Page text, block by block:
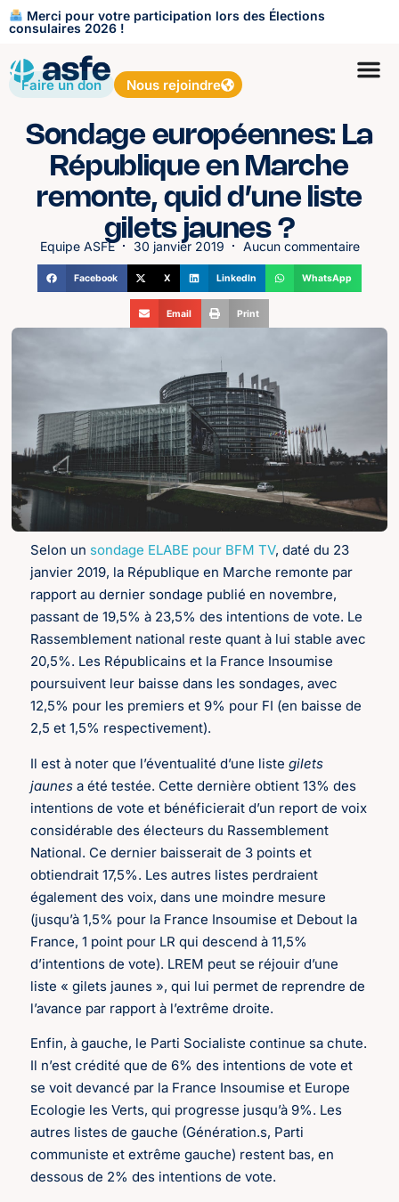
Merci pour votre participation lors des Élections
consulaires 2026 !
Faire un don Nous rejoindre
Sondage européennes: La
République en Marche
remonte, quid d’une liste
gilets jaunes ?
Equipe ASFE 30 janvier 2019 Aucun commentaire
Facebook X LinkedIn WhatsApp
Email Print
Selon un sondage ELABE pour BFM TV, daté du 23
janvier 2019, la République en Marche remonte par
rapport au dernier sondage publié en novembre,
passant de 19,5% à 23,5% des intentions de vote. Le
Rassemblement national reste quant à lui stable avec
20,5%. Les Républicains et la France Insoumise
poursuivent leur baisse dans les sondages, avec
12,5% pour les premiers et 9% pour FI (en baisse de
2,5 et 1,5% respectivement).
Il est à noter que l’éventualité d’une listegilets
jaunes a été testée. Cette dernière obtient 13% des
intentions de vote et bénéficierait d’un report de voix
considérable des électeurs du Rassemblement
National. Ce dernier baisserait de 3 points et
obtiendrait 17,5%. Les autres listes perdraient
également des voix, dans une moindre mesure
(jusqu’à 1,5% pour la France Insoumise et Debout la
France, 1 point pour LR qui descend à 11,5%
d’intentions de vote). LREM peut se réjouir d’une
liste « gilets jaunes », qui lui permet de reprendre de
l’avance par rapport à l’extrême droite.
Enfin, à gauche, le Parti Socialiste continue sa chute.
Il n’est crédité que de 6% des intentions de vote et
se voit devancé par la France Insoumise et Europe
Ecologie les Verts, qui progresse jusqu’à 9%. Les
autres listes de gauche (Génération.s, Parti
communiste et extrême gauche) restent bas, en
dessous de 2% des intentions de vote.